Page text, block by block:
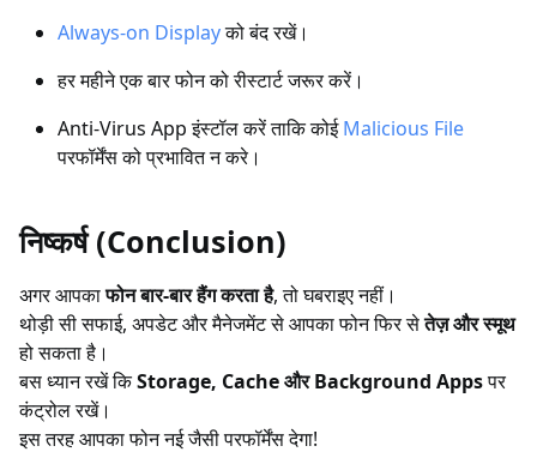
Always-on Displayको बंद रखें।
हर महीने एक बार फोन को रीस्टार्ट जरूर करें।
Anti-Virus App इंस्टॉल करें ताकि कोईMalicious File
परफॉर्मेंस को प्रभावित न करे।
निष्कर्ष (Conclusion)
अगर आपकाफोन बार-बार हैंग करता है, तो घबराइए नहीं।
थोड़ी सी सफाई, अपडेट और मैनेजमेंट से आपका फोन फिर सेतेज़ और स्मूथ
हो सकता है।
बस ध्यान रखें किStorage, Cache और Background Appsपर
कंट्रोल रखें।
इस तरह आपका फोन नई जैसी परफॉर्मेंस देगा!